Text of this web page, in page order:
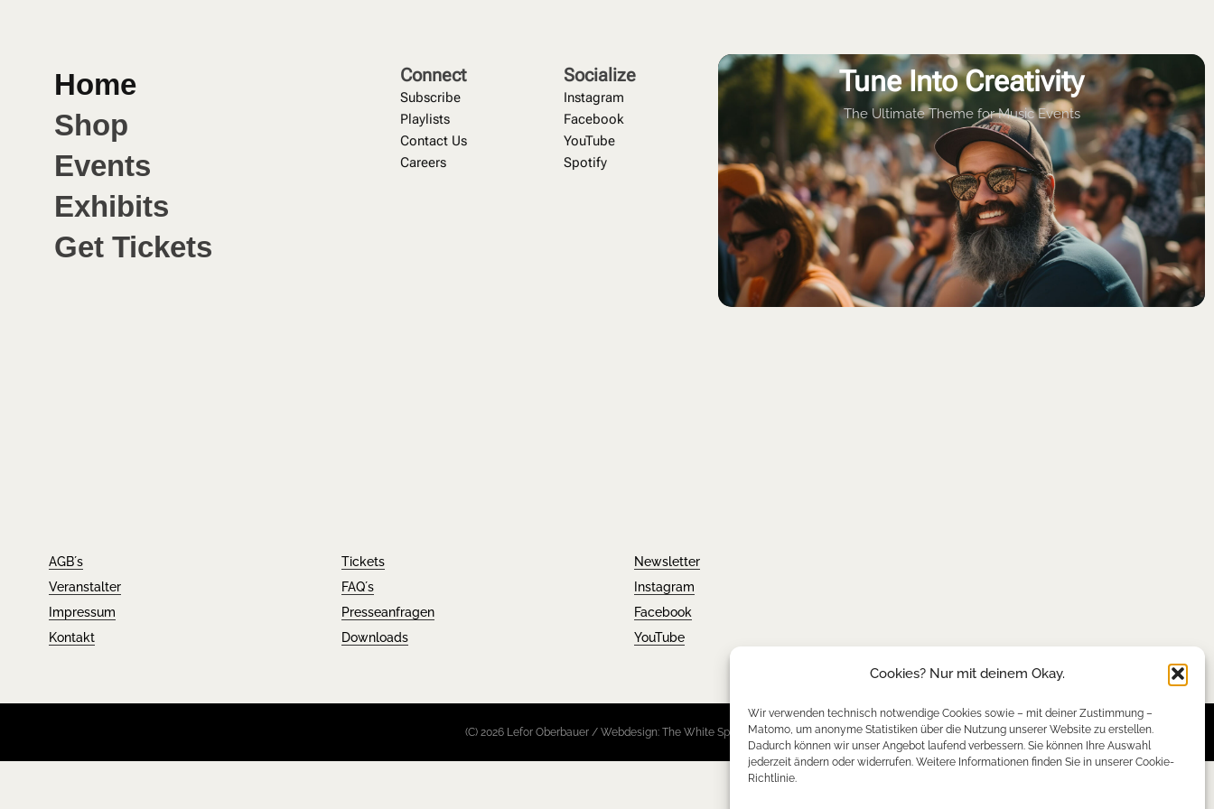
Cookies? Nur mit deinem Okay.
Wir verwenden technisch notwendige Cookies sowie – mit deiner Zustimmung –
Matomo, um anonyme Statistiken über die Nutzung unserer Website zu erstellen.
Dadurch können wir unser Angebot laufend verbessern. Sie können Ihre Auswahl
jederzeit ändern oder widerrufen. Weitere Informationen finden Sie in unserer Cookie-
Richtlinie.
Home
Shop
Events
Exhibits
Get Tickets
Connect
Subscribe
Playlists
Contact Us
Careers
Socialize
Instagram
Facebook
YouTube
Spotify
Tune Into Creativity​
The Ultimate Theme for Music Events
AGB´s
Veranstalter
Impressum
Kontakt
Tickets
FAQ´s
Presseanfragen
Downloads
Newsletter
Instagram
Facebook
YouTube
(C) 2026 Lefor Oberbauer / Webdesign: The White Space